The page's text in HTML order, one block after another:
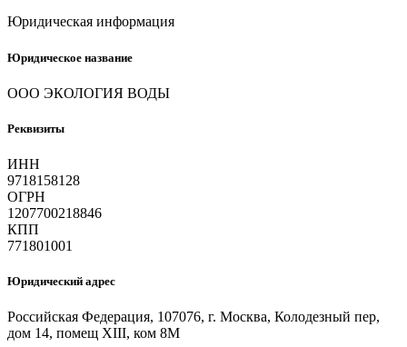
Юридическая информация
Юридическое название
ООО ЭКОЛОГИЯ ВОДЫ
Реквизиты
ИНН
9718158128
ОГРН
1207700218846
КПП
771801001
Юридический адрес
Российская Федерация, 107076, г. Москва, Колодезный пер,
дом 14, помещ XIII, ком 8М